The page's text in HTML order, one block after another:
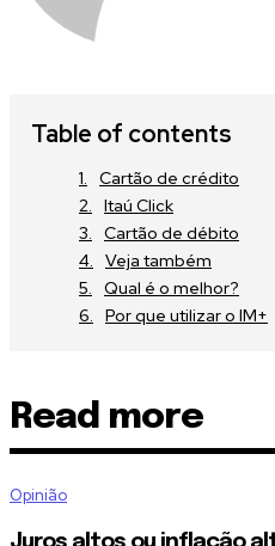
Table of contents
Cartão de crédito
Itaú Click
Cartão de débito
Veja também
Qual é o melhor?
Por que utilizar o IM+
Read more
Opinião